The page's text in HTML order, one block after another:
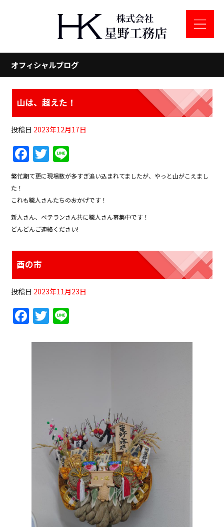
オフィシャルブログ
山は、超えた！
投稿日 2023年12月17日
F
a
c
e
b
o
o
k
T
w
itt
er
n
e
繁忙期て更に現場数が多すぎ追い込まれてましたが、やっと山がこえまし
た！
これも職人さんたちのおかげです！
新人さん、ベテランさん共に職人さん募集中です！
どんどんご連絡ください!
酉の市
投稿日 2023年11月23日
F
a
c
T
w
itte